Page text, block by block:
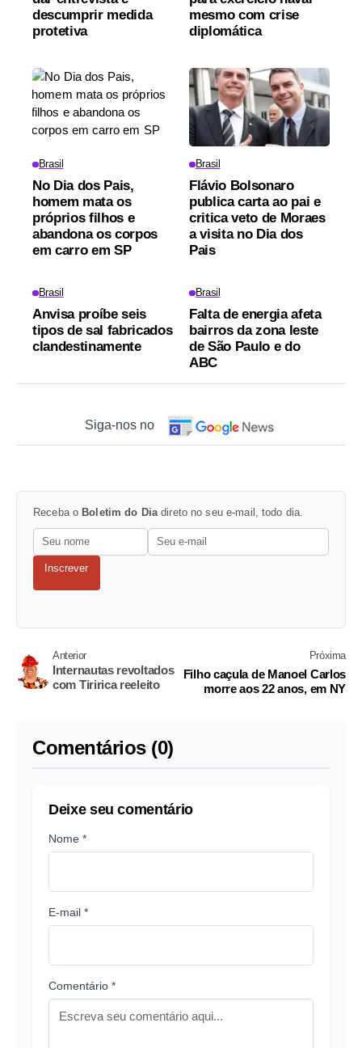
descumprir medida
protetiva
mesmo com crise
diplomática
Brasil
No Dia dos Pais,
homem mata os
próprios filhos e
abandona os corpos
em carro em SP
Brasil
Flávio Bolsonaro
publica carta ao pai e
critica veto de Moraes
a visita no Dia dos
Pais
Brasil
Anvisa proíbe seis
tipos de sal fabricados
clandestinamente
Brasil
Falta de energia afeta
bairros da zona leste
de São Paulo e do
ABC
Siga-nos no
Receba o Boletim do Diadireto no seu e-mail, todo dia.
Inscrever
Anterior
Internautas revoltados
com Tiririca reeleito
Próxima
Filho caçula de Manoel Carlos
morre aos 22 anos, em NY
Comentários (0)
Deixe seu comentário
Nome *
E-mail *
Comentário *